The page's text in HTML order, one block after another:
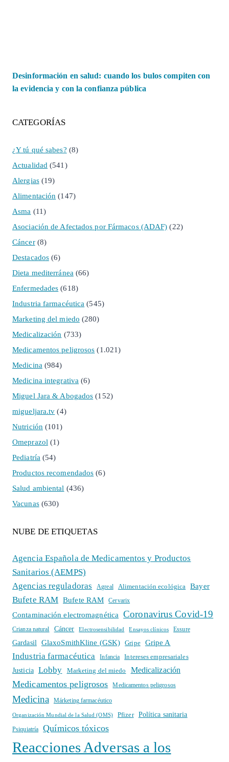
Desinformación en salud: cuando los bulos compiten con
la evidencia y con la confianza pública
CATEGORÍAS
¿Y tú qué sabes? (8)
Actualidad (541)
Alergias(19)
Alimentación (147)
Asma (11)
Asociación de Afectados por Fármacos (ADAF) (22)
Cáncer(8)
Destacados (6)
Dieta mediterránea (66)
Enfermedades (618)
Industria farmacéutica (545)
Marketing del miedo (280)
Medicalización (733)
Medicamentos peligrosos (1.021)
Medicina (984)
Medicina integrativa (6)
Miguel Jara & Abogados (152)
migueljara.tv (4)
Nutrición (101)
Omeprazol (1)
Pediatría (54)
Productos recomendados (6)
Salud ambiental (436)
Vacunas(630)
NUBE DE ETIQUETAS
Agencia Española de Medicamentos y Productos
Sanitarios (AEMPS)
Agencias reguladoras
Agreal Alimentación ecológica Bayer
Bufete RAM Bufete RAM Cervarix
Contaminación electromagnética Coronavirus Covid-19
Crianza natural Cáncer Electrosensibilidad Ensayos clínicos Essure
Gardasil GlaxoSmithKline (GSK) Gripe Gripe A
Industria farmacéutica Infancia
Intereses empresariales
Justicia
Lobby Marketing del miedo Medicalización
Medicamentos peligrosos Medicamentos peligrosos
Medicina Márketing farmacéutico
Organización Mundial de la Salud (OMS) Pfizer Política sanitaria
Psiquiatría Químicos tóxicos
Reacciones Adversas a los